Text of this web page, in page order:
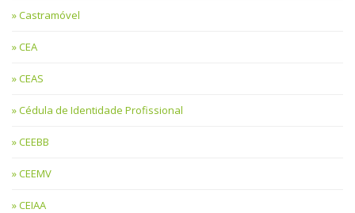
Castramóvel
CEA
CEAS
Cédula de Identidade Profissional
CEEBB
CEEMV
CEIAA